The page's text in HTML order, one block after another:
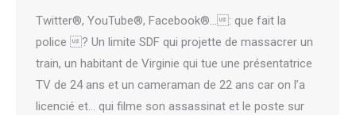
Twitter®, YouTube®, Facebook®…: que fait la
police ? Un limite SDF qui projette de massacrer un
train, un habitant de Virginie qui tue une présentatrice
TV de 24 ans et un cameraman de 22 ans car on l’a
licencié et… qui filme son assassinat et le poste sur